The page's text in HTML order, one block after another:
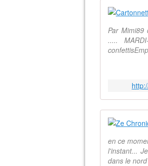
Par Mimi89
.....
en ce
l'instant...
dans le nord